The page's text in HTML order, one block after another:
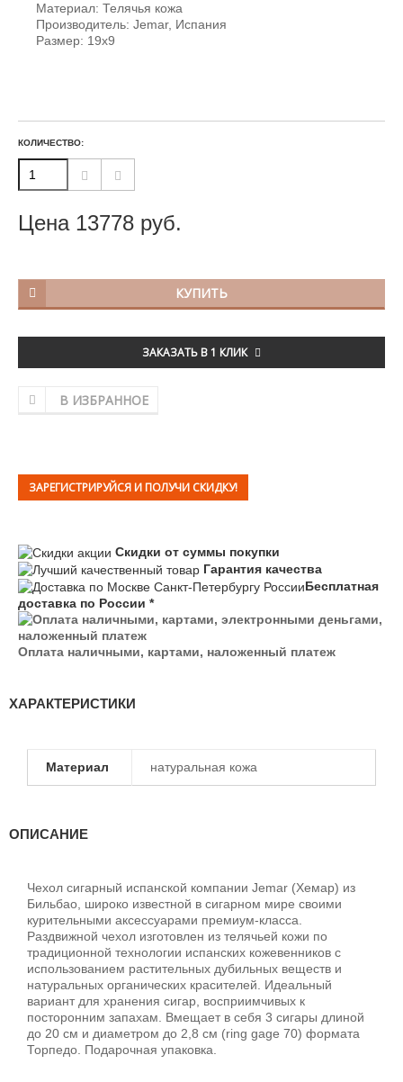
Материал: Телячья кожа
Производитель: Jemar, Испания
Размер: 19x9
КОЛИЧЕСТВО:
Цена 13778 руб.
КУПИТЬ
ЗАКАЗАТЬ В 1 КЛИК
В ИЗБРАННОЕ
ЗАРЕГИСТРИРУЙСЯ И ПОЛУЧИ СКИДКУ!
Скидки от суммы покупки
Гарантия качества
Бесплатная
доставка по России *
Оплата наличными, картами, наложенный платеж
ХАРАКТЕРИСТИКИ
Материал натуральная кожа
ОПИСАНИЕ
Чехол сигарный испанской компании Jemar (Хемар) из
Бильбао, широко известной в сигарном мире своими
курительными аксессуарами премиум-класса.
Раздвижной чехол изготовлен из телячьей кожи по
традиционной технологии испанских кожевенников с
использованием растительных дубильных веществ и
натуральных органических красителей. Идеальный
вариант для хранения сигар, восприимчивых к
посторонним запахам. Вмещает в себя 3 сигары длиной
до 20 см и диаметром до 2,8 см (ring gage 70) формата
Торпедо. Подарочная упаковка.